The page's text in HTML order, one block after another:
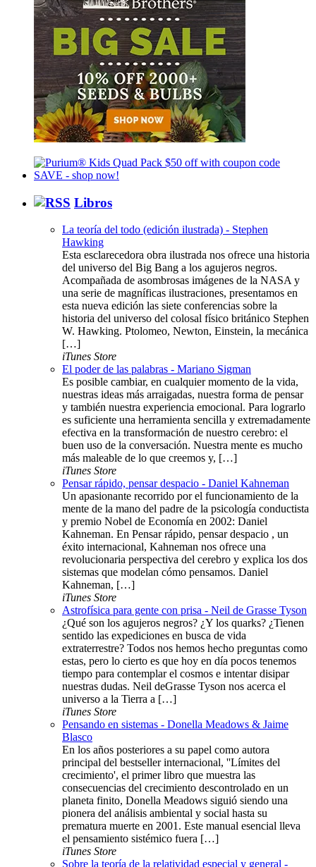
Libros
La teoría del todo (edición ilustrada) - Stephen
Hawking
Esta esclarecedora obra ilustrada nos ofrece una historia
del universo del Big Bang a los agujeros negros.
Acompañada de asombrosas imágenes de la NASA y
una serie de magníficas ilustraciones, presentamos en
esta nueva edición las siete conferencias sobre la
historia del universo del colosal físico británico Stephen
W. Hawking. Ptolomeo, Newton, Einstein, la mecánica
[…]
iTunes Store
El poder de las palabras - Mariano Sigman
Es posible cambiar, en cualquier momento de la vida,
nuestras ideas más arraigadas, nuestra forma de pensar
y también nuestra experiencia emocional. Para lograrlo
es suficiente una herramienta sencilla y extremadamente
efectiva en la transformación de nuestro cerebro: el
buen uso de la conversación. Nuestra mente es mucho
más maleable de lo que creemos y, […]
iTunes Store
Pensar rápido, pensar despacio - Daniel Kahneman
Un apasionante recorrido por el funcionamiento de la
mente de la mano del padre de la psicología conductista
y premio Nobel de Economía en 2002: Daniel
Kahneman. En Pensar rápido, pensar despacio , un
éxito internacional, Kahneman nos ofrece una
revolucionaria perspectiva del cerebro y explica los dos
sistemas que modelan cómo pensamos. Daniel
Kahneman, […]
iTunes Store
Astrofísica para gente con prisa - Neil de Grasse Tyson
¿Qué son los agujeros negros? ¿Y los quarks? ¿Tienen
sentido las expediciones en busca de vida
extraterrestre? Todos nos hemos hecho preguntas como
estas, pero lo cierto es que hoy en día pocos tenemos
tiempo para contemplar el cosmos e intentar disipar
nuestras dudas. Neil deGrasse Tyson nos acerca el
universo a la Tierra a […]
iTunes Store
Pensando en sistemas - Donella Meadows & Jaime
Blasco
En los años posteriores a su papel como autora
principal del bestseller internacional, ''Límites del
crecimiento', el primer libro que muestra las
consecuencias del crecimiento descontrolado en un
planeta finito, Donella Meadows siguió siendo una
pionera del análisis ambiental y social hasta su
prematura muerte en 2001. Este manual esencial lleva
el pensamiento sistémico fuera […]
iTunes Store
Sobre la teoría de la relatividad especial y general -